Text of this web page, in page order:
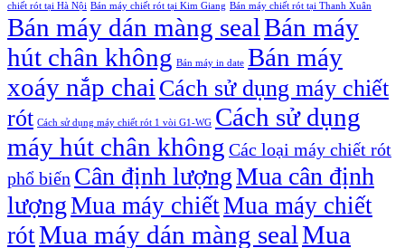
chiết rót tại Hà Nội Bán máy chiết rót tại Kim Giang Bán máy chiết rót tại Thanh Xuân
Bán máy dán màng sealBán máy
hút chân không Bán máy in date Bán máy
xoáy nắp chai Cách sử dụng máy chiết
rót Cách sử dụng máy chiết rót 1 vòi G1-WG Cách sử dụng
máy hút chân không Các loại máy chiết rót
phổ biến Cân định lượngMua cân định
lượngMua máy chiếtMua máy chiết
rótMua máy dán màng sealMua